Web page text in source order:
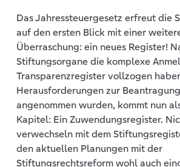
Das Jahressteuergesetz erfreut die
auf den ersten Blick mit einer
Überraschung: ein neues Register!
Stiftungsorgane die komplexe
Transparenzregister vollzogen
Herausforderungen zur
angenommen wurden, kommt nun
Kapitel: Ein Zuwendungsregister.
verwechseln mit dem
den aktuellen Planungen mit der
Stiftungsrechtsreform wohl auch